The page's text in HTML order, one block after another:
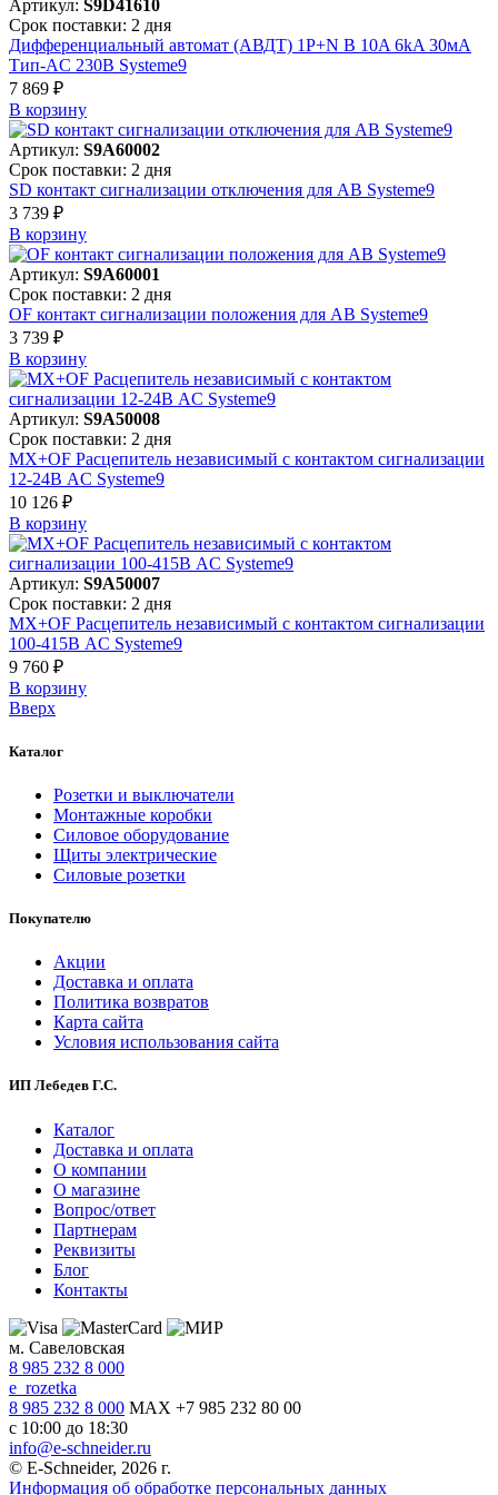
Артикул: S9D41610
Срок поставки: 2 дня
Дифференциальный автомат (АВДТ) 1P+N B 10A 6kA 30мА
Тип-AC 230В Systeme9
7 869 ₽
В корзинy
Артикул: S9A60002
Срок поставки: 2 дня
SD контакт сигнализации отключения для АВ Systeme9
3 739 ₽
В корзинy
Артикул: S9A60001
Срок поставки: 2 дня
OF контакт сигнализации положения для АВ Systeme9
3 739 ₽
В корзинy
Артикул: S9A50008
Срок поставки: 2 дня
MX+OF Расцепитель независимый с контактом сигнализации
12-24В AC Systeme9
10 126 ₽
В корзинy
Артикул: S9A50007
Срок поставки: 2 дня
MX+OF Расцепитель независимый с контактом сигнализации
100-415В AC Systeme9
9 760 ₽
В корзинy
Вверх
Каталог
Розетки и выключатели
Монтажные коробки
Силовое оборудование
Щиты электрические
Силовые розетки
Покупателю
Акции
Доставка и оплата
Политика возвратов
Карта сайта
Условия использования сайта
ИП Лебедев Г.С.
Каталог
Доставка и оплата
О компании
О магазине
Вопрос/ответ
Партнерам
Реквизиты
Блог
Контакты
м. Савеловская
8 985 232 8 000
e_rozetka
8 985 232 8 000 MAX +7 985 232 80 00
с 10:00 до 18:30
info@e-schneider.ru
© E-Schneider, 2026 г.
Информация об обработке персональных данных